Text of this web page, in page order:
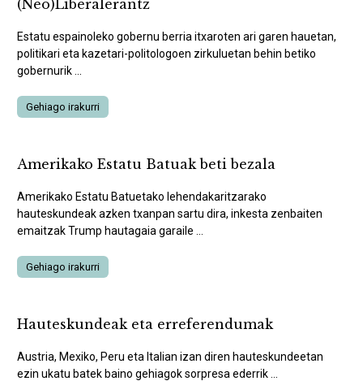
(Neo)Liberalerantz
Estatu espainoleko gobernu berria itxaroten ari garen hauetan,
politikari eta kazetari-politologoen zirkuluetan behin betiko
gobernurik ...
Gehiago irakurri
Amerikako Estatu Batuak beti bezala
Amerikako Estatu Batuetako lehendakaritzarako
hauteskundeak azken txanpan sartu dira, inkesta zenbaiten
emaitzak Trump hautagaia garaile ...
Gehiago irakurri
Hauteskundeak eta erreferendumak
Austria, Mexiko, Peru eta Italian izan diren hauteskundeetan
ezin ukatu batek baino gehiagok sorpresa ederrik ...